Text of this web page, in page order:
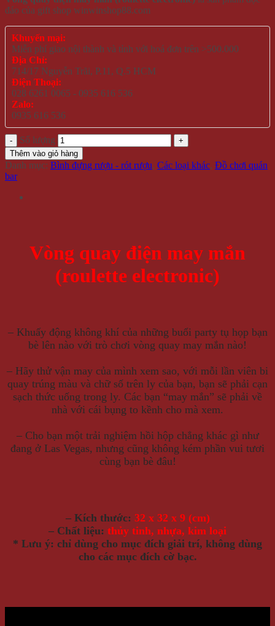
đáo của gift shop winwinshop88.com
Khuyến mại:
Miễn phí giao nội thành và tỉnh với hoá đơn trên >500.000
Địa Chỉ:
714/17 Nguyễn Trãi, P.11, Q.5 HCM
Điện Thoại:
028 6261 0065 - 0935 616 536
Zalo:
0935 616 536
Số lượng
Thêm vào giỏ hàng
Danh mục: Bình đựng rượu - rót rượu, Các loại khác, Đồ chơi quán
bar
Vòng quay điện may mắn
(roulette electronic)
– Khuấy động không khí của những buổi party tụ họp bạn
bè lên nào với trò chơi vòng quay may mắn nào!
– Hãy thử vận may của mình xem sao, với mỗi lần viên bi
quay trúng màu và chữ số trên ly của bạn, bạn sẽ phải cạn
sạch thức uống trong ly. Các bạn “may mắn” sẽ phải về
nhà với cái bụng to kềnh cho mà xem.
– Cho bạn một trải nghiệm hồi hộp chẳng khác gì như
đang ở Las Vegas, nhưng cũng không kém phần vui tươi
cùng bạn bè đâu!
– Kích thước: 32 x 32 x 9 (cm)
– Chất liệu: thủy tinh, nhựa, kim loại
* Lưu ý: chỉ dùng cho mục đích giải trí, không dùng
cho các mục đích cờ bạc.